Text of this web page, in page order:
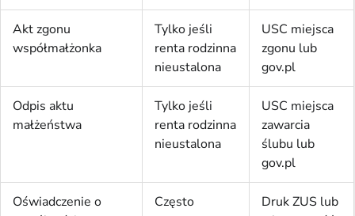
Akt zgonu
współmałżonka
Tylko jeśli
renta rodzinna
nieustalona
USC miejsca
zgonu lub
gov.pl
Odpis aktu
małżeństwa
Tylko jeśli
renta rodzinna
nieustalona
USC miejsca
zawarcia
ślubu lub
gov.pl
Oświadczenie o
Często
Druk ZUS lub